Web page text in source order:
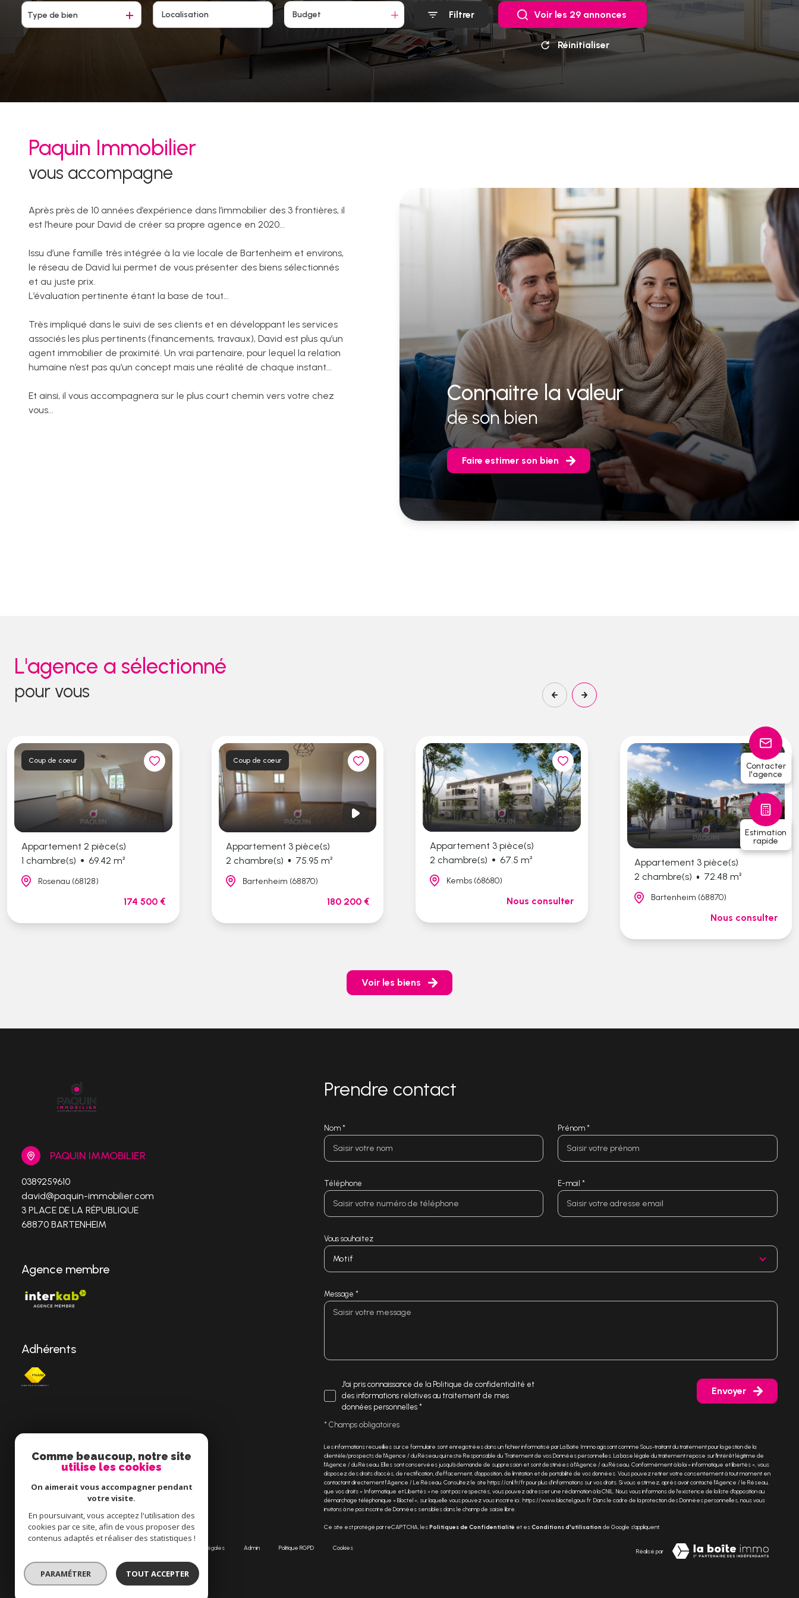
vendusDe l'ancien à l'année
Type de bien Budget Filtrer Voir les 29 annonces
Réinitialiser
Connaitre la valeur
de son bien
Faire estimer son bien
Paquin Immobilier
vous accompagne
Après près de 10 années d’expérience dans l’immobilier des 3 frontières, il
est l’heure pour David de créer sa propre agence en 2020...
Issu d’une famille très intégrée à la vie locale de Bartenheim et environs,
le réseau de David lui permet de vous présenter des biens sélectionnés
et au juste prix.
L’évaluation pertinente étant la base de tout...
Très impliqué dans le suivi de ses clients et en développant les services
associés les plus pertinents (financements, travaux), David est plus qu’un
agent immobilier de proximité. Un vrai partenaire, pour lequel la relation
humaine n’est pas qu’un concept mais une réalité de chaque instant...
Et ainsi, il vous accompagnera sur le plus court chemin vers votre chez
vous...
L'agence a sélectionné
pour vous
Coup de coeur
Appartement 2 pièce(s)
1 chambre(s)
69.42 m²
Rosenau (68128)
174 500 €
Coup de coeur
Appartement 3 pièce(s)
2 chambre(s)
75.95 m²
Bartenheim (68870)
180 200 €
Appartement 3 pièce(s)
2 chambre(s)
67.5 m²
Kembs (68680)
Nous consulter
Appartement 3 pièce(s)
2 chambre(s)
72.48 m²
Bartenheim (68870)
Nous consulter
Voir les biens
Contacter
l'agence
Estimation
rapide
Prendre contact
Nom * Prénom *
Téléphone E-mail *
Vous souhaitez
Motif
Message *
J'ai pris connaissance de la Politique de confidentialité et
des informations relatives au traitement de mes
données personnelles *
* Champs obligatoires
Envoyer
Les informations recueillies sur ce formulaire sont enregistrées dans un fichier informatisé par La Boite Immo agissant comme Sous-traitant du traitement pour la gestion de la
clientèle/prospects de l'Agence / du Réseau qui reste Responsable du Traitement de vos Données personnelles. La base légale du traitement repose sur l'intérêt légitime de
l'Agence / du Réseau. Elles sont conservées jusqu'à demande de suppression et sont destinées à l'Agence / au Réseau. Conformément à la loi « informatique et libertés », vous
disposez des droits d’accès, de rectification, d’effacement, d’opposition, de limitation et de portabilité de vos données. Vous pouvez retirer votre consentement à tout moment en
contactant directement l’Agence / Le Réseau. Consultez le site https://cnil.fr/frpour plus d’informations sur vos droits. Si vous estimez, après avoir contacté l'Agence / le Réseau,
que vos droits « Informatique et Libertés » ne sont pas respectés, vous pouvez adresser une réclamation à la CNIL. Nous vous informons de l’existence de la liste d'opposition au
démarchage téléphonique « Bloctel », sur laquelle vous pouvez vous inscrire ici : https://www.bloctel.gouv.fr. Dans le cadre de la protection des Données personnelles, nous vous
invitons à ne pas inscrire de Données sensibles dans le champ de saisie libre.
Ce site est protégé par reCAPTCHA, lesPolitiques de Confidentialité et esConditions d'utilisation de Google s'appliquent.
PAQUIN IMMOBILIER
0389259610
david@paquin-immobilier.com
3 PLACE DE LA RÉPUBLIQUE
68870 BARTENHEIM
Agence membre
Adhérents
Mentions légales Admin Politique RGPD Cookies
© 2026 | Tous droits réservés
Réalisé par
Comme beaucoup, notre site
utilise les cookies
On aimerait vous accompagner pendant
votre visite.
En poursuivant, vous acceptez l'utilisation des
cookies par ce site, afin de vous proposer des
contenus adaptés et réaliser des statistiques !
PARAMÉTRER TOUT ACCEPTER